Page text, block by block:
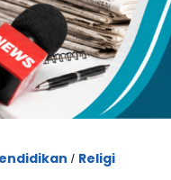
/ Religi
. Ukuran